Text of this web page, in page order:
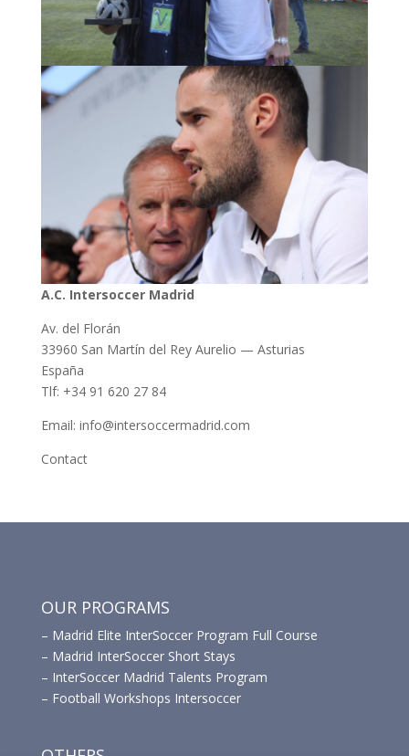
A.C. Intersoccer Madrid
Av. del Florán
33960 San Martín del Rey Aurelio — Asturias
España
Tlf: +34 91 620 27 84
Email: info@intersoccermadrid.com
Contact
OUR PROGRAMS
– Madrid Elite InterSoccer Program Full Course
– Madrid InterSoccer Short Stays
– InterSoccer Madrid Talents Program
– Football Workshops Intersoccer